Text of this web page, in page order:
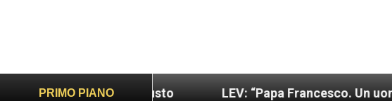
PRIMO PIANO
più sano e giusto LEV: “Papa Francesco. Un uomo di